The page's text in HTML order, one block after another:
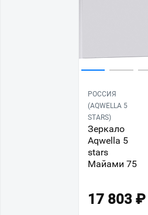
РОССИЯ
(AQWELLA 5
STARS)
Зеркало
Aqwella 5
stars
Майами 75
17 803 ₽